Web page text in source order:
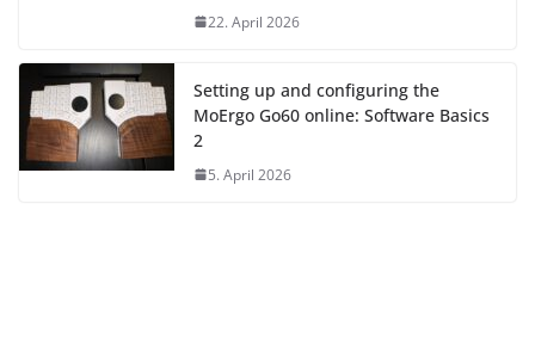
22. April 2026
Setting up and configuring the
MoErgo Go60 online: Software Basics
2
5. April 2026